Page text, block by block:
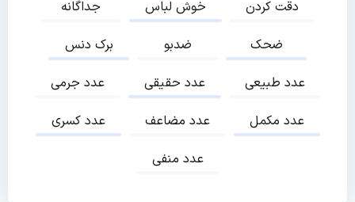
جداگانه
خوش لباس
دقت کردن
برک دنس
ضدبو
ضحک
عدد جرمی
عدد حقیقی
عدد طبیعی
عدد کسری
عدد مضاعف
عدد مکمل
عدد منفی